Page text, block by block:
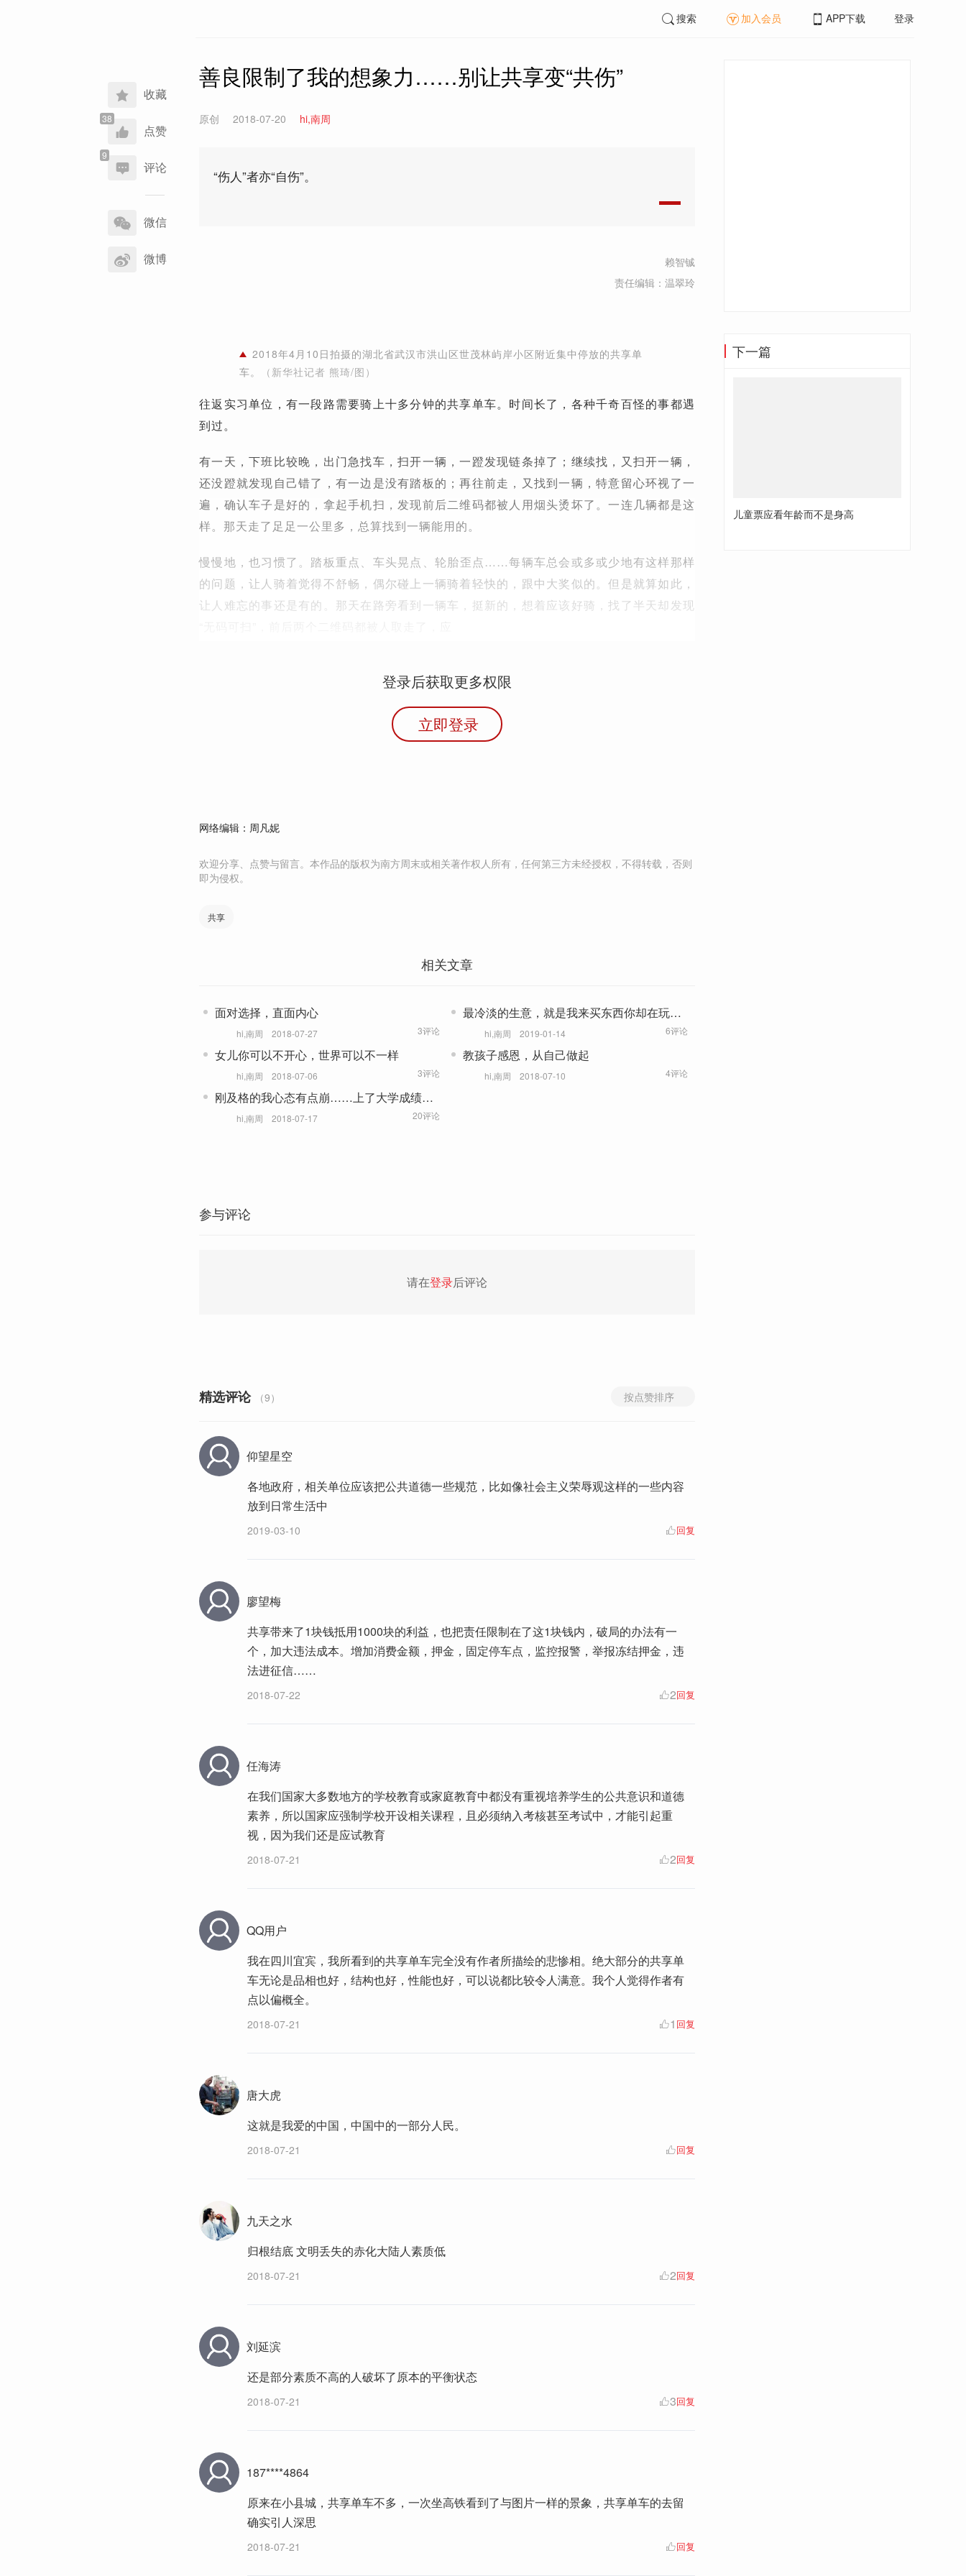
收藏
点赞
评论
享
到
微信
微博
搜索 加入会员 APP下载 登录
善良限制了我的想象力……别让共享变“共伤”
原创 2018-07-20 hi,南周
“伤人”者亦“自伤”。
赖智铖
责任编辑：温翠玲
2018年4月10日拍摄的湖北省武汉市洪山区世茂林屿岸小区附近集中停放的共享单
车。
（新华社记者 熊琦/图）
往返实习单位，有一段路需要骑上十多分钟的共享单车。时间长了，各种千奇百怪的事都遇
到过。
有一天，下班比较晚，出门急找车，扫开一辆，一蹬发现链条掉了；继续找，又扫开一辆，
还没蹬就发现自己错了，有一边是没有踏板的；再往前走，又找到一辆，特意留心环视了一
遍，确认车子是好的，拿起手机扫，发现前后二维码都被人用烟头烫坏了。一连几辆都是这
样。那天走了足足一公里多，总算找到一辆能用的。
慢慢地，也习惯了。踏板重点、车头晃点、轮胎歪点……每辆车总会或多或少地有这样那样
的问题，让人骑着觉得不舒畅，偶尔碰上一辆骑着轻快的，跟中大奖似的。但是就算如此，
让人难忘的事还是有的。那天在路旁看到一辆车，挺新的，想着应该好骑，找了半天却发现
登录后获取更多权限
立即登录
网络编辑：周凡妮
欢迎分享、点赞与留言。本作品的版权为南方周末或相关著作权人所有，任何第三方未经授权，不得转载，否则
即为侵权。
共享
相关文章
面对选择，直面内心
hi,南周 2018-07-27 3评论
最冷淡的生意，就是我来买东西你却在玩手
hi,南周 2019-01-14 6评论
女儿你可以不开心，世界可以不一样
hi,南周 2018-07-06 3评论
教孩子感恩，从自己做起
hi,南周 2018-07-10 4评论
刚及格的我心态有点崩……上了大学成绩还
重要吗？
hi,南周 2018-07-17 20评论
参与评论
请在登录后评论
精选评论 （9） 按点赞排序
仰望星空
各地政府，相关单位应该把公共道德一些规范，比如像社会主义荣辱观这样的一些内容
放到日常生活中
2019-03-10 回复
廖望梅
共享带来了1块钱抵用1000块的利益，也把责任限制在了这1块钱内，破局的办法有一
个，加大违法成本。增加消费金额，押金，固定停车点，监控报警，举报冻结押金，违
法进征信……
2018-07-22 2回复
任海涛
在我们国家大多数地方的学校教育或家庭教育中都没有重视培养学生的公共意识和道德
素养，所以国家应强制学校开设相关课程，且必须纳入考核甚至考试中，才能引起重
视，因为我们还是应试教育
2018-07-21 2回复
QQ用户
我在四川宜宾，我所看到的共享单车完全没有作者所描绘的悲惨相。绝大部分的共享单
车无论是品相也好，结构也好，性能也好，可以说都比较令人满意。我个人觉得作者有
点以偏概全。
2018-07-21 1 回复
唐大虎
这就是我爱的中国，中国中的一部分人民。
2018-07-21 回复
九天之水
归根结底 文明丢失的赤化大陆人素质低
2018-07-21 2回复
刘延滨
还是部分素质不高的人破坏了原本的平衡状态
2018-07-21 3回复
187****4864
原来在小县城，共享单车不多，一次坐高铁看到了与图片一样的景象，共享单车的去留
确实引人深思
2018-07-21 回复
下一篇
儿童票应看年龄而不是身高